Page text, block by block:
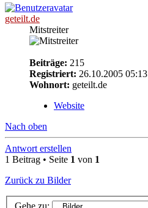
geteilt.de
Mitstreiter
Beiträge: 215
Registriert: 26.10.2005 05:13
Wohnort: geteilt.de
Website
Nach oben
Antwort erstellen
1 Beitrag • Seite 1 von 1
Zurück zu Bilder